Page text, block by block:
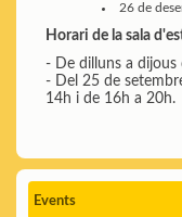
26 de
Horari de la sala
- De dilluns a
- Del 25 de
14h i de 16h a 20h.
Events